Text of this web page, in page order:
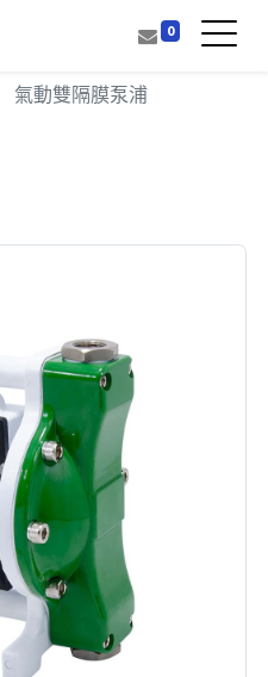
0
氣動雙隔膜泵浦